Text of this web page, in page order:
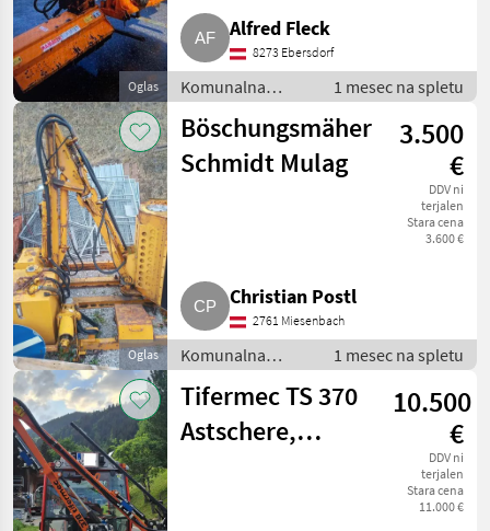
Oglas
Alfred Fleck
8273 Ebersdorf
Komunalna
oprema /
Kosilnica za
brežine
1 mesec na spletu
Oglas
Böschungsmäher
Schmidt Mulag
3.500
€
DDV ni
terjalen
Stara cena
3.600 €
Christian Postl
2761 Miesenbach
Komunalna
oprema /
Kosilnica za
brežine
1 mesec na spletu
Tifermec TS 370
Astschere,
10.500
€
DDV ni
terjalen
Stara cena
11.000 €